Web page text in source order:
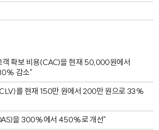
객 확보 비용(CAC)을 현재 50,000원에서
감소"
를 현재 150만 원에서 200만 원으로 33%
을 300%에서 450%로 개선"